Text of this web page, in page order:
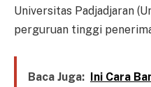
Universitas Padjadjaran
perguruan tinggi
Baca Juga: Ini Cara